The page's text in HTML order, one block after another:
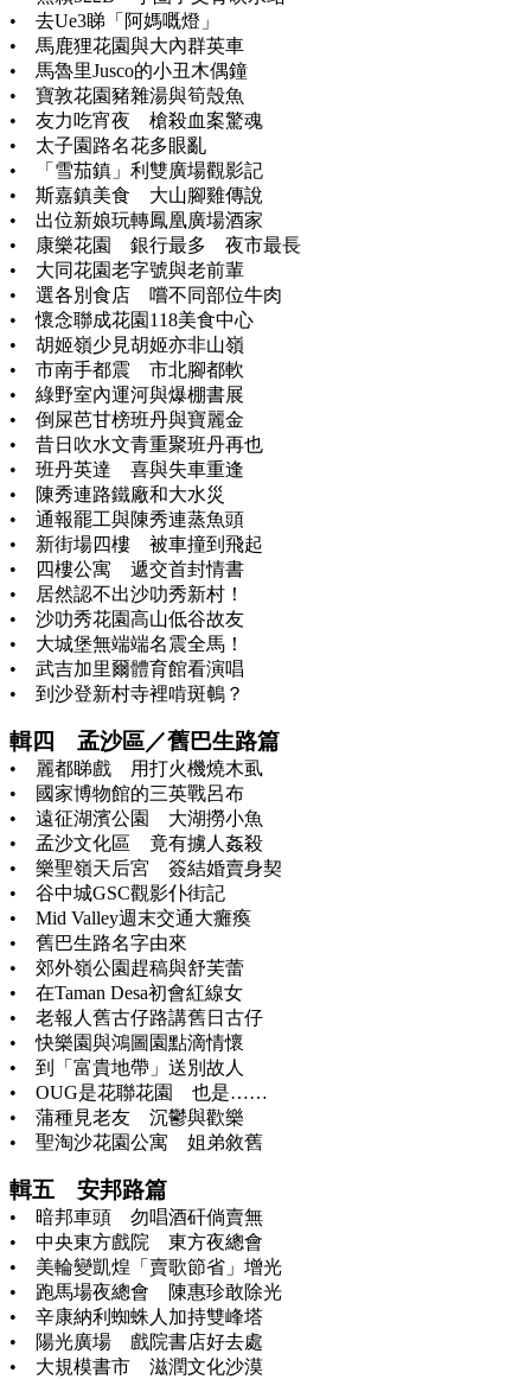
• 去Ue3睇「阿媽嘅燈」
• 馬鹿狸花園與大內群英車
• 馬魯里Jusco的小丑木偶鐘
• 寶敦花園豬雜湯與筍殼魚
• 友力吃宵夜 槍殺血案驚魂
• 太子園路名花多眼亂
• 「雪茄鎮」利雙廣場觀影記
• 斯嘉鎮美食 大山腳雞傳說
• 出位新娘玩轉鳳凰廣場酒家
• 康樂花園 銀行最多 夜市最長
• 大同花園老字號與老前輩
• 選各別食店 嚐不同部位牛肉
• 懷念聯成花園118美食中心
• 胡姬嶺少見胡姬亦非山嶺
• 市南手都震 市北腳都軟
• 綠野室內運河與爆棚書展
• 倒屎芭甘榜班丹與寶麗金
• 昔日吹水文青重聚班丹再也
• 班丹英達 喜與失車重逢
• 陳秀連路鐵廠和大水災
• 通報罷工與陳秀連蒸魚頭
• 新街場四樓 被車撞到飛起
• 四樓公寓 遞交首封情書
• 居然認不出沙叻秀新村！
• 沙叻秀花園高山低谷故友
• 大城堡無端端名震全馬！
• 武吉加里爾體育館看演唱
• 到沙登新村寺裡啃斑鵪？
輯四 孟沙區／舊巴生路篇
• 麗都睇戲 用打火機燒木虱
• 國家博物館的三英戰呂布
• 遠征湖濱公園 大湖撈小魚
• 孟沙文化區 竟有擄人姦殺
• 樂聖嶺天后宮 簽結婚賣身契
• 谷中城GSC觀影仆街記
• Mid Valley週末交通大癱瘓
• 舊巴生路名字由來
• 郊外嶺公園趕稿與舒芙蕾
• 在Taman Desa初會紅線女
• 老報人舊古仔路講舊日古仔
• 快樂園與鴻圖園點滴情懷
• 到「富貴地帶」送別故人
• OUG是花聯花園 也是……
• 蒲種見老友 沉鬱與歡樂
• 聖淘沙花園公寓 姐弟敘舊
輯五 安邦路篇
• 暗邦車頭 勿唱酒矸倘賣無
• 中央東方戲院 東方夜總會
• 美輪變凱煌「賣歌節省」增光
• 跑馬場夜總會 陳惠珍敢除光
• 辛康納利蜘蛛人加持雙峰塔
• 陽光廣場 戲院書店好去處
• 大規模書市 滋潤文化沙漠